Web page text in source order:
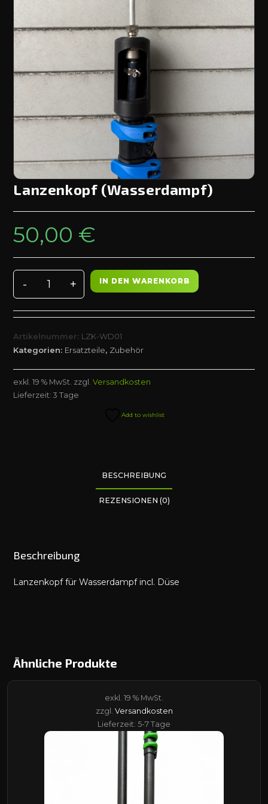
Lanzenkopf (Wasserdampf)
50,00 €
Lanzenkopf
Menge
- + IN DEN WARENKORB
Artikelnummer: LZK-WD01
Kategorien: Ersatzteile, Zubehör
exkl. 19 % MwSt. zzgl.Versandkosten
Lieferzeit:3 Tage
Add to wishlist
BESCHREIBUNG
REZENSIONEN (0)
Beschreibung
Lanzenkopf für Wasserdampf incl. Düse
Ähnliche Produkte
exkl. 19 % MwSt.
zzgl. Versandkosten
Lieferzeit: 5-7 Tage